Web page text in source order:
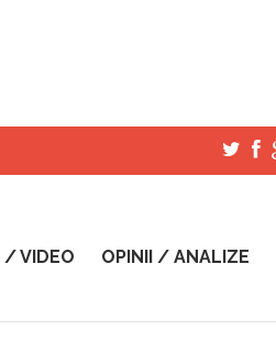
/ VIDEO OPINII / ANALIZE